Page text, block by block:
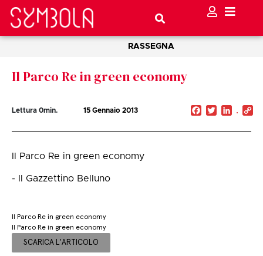
RASSEGNA
Il Parco Re in green economy
Lettura 0min. 15 Gennaio 2013 Facebook
Twitter
Il Parco Re in green economy
- Il Gazzettino Belluno
Il Parco Re in green economy
Il Parco Re in green economy
SCARICA L'ARTICOLO